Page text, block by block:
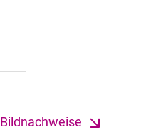
Bildnachweise